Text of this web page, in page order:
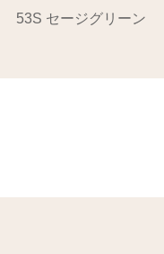
53S セージグリーン